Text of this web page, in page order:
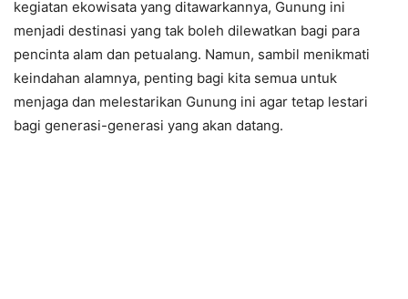
kegiatan ekowisata yang ditawarkannya, Gunung ini
menjadi destinasi yang tak boleh dilewatkan bagi para
pencinta alam dan petualang. Namun, sambil menikmati
keindahan alamnya, penting bagi kita semua untuk
menjaga dan melestarikan Gunung ini agar tetap lestari
bagi generasi-generasi yang akan datang.